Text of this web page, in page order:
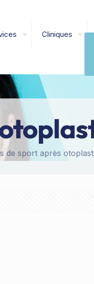
Cliniques
de sport après